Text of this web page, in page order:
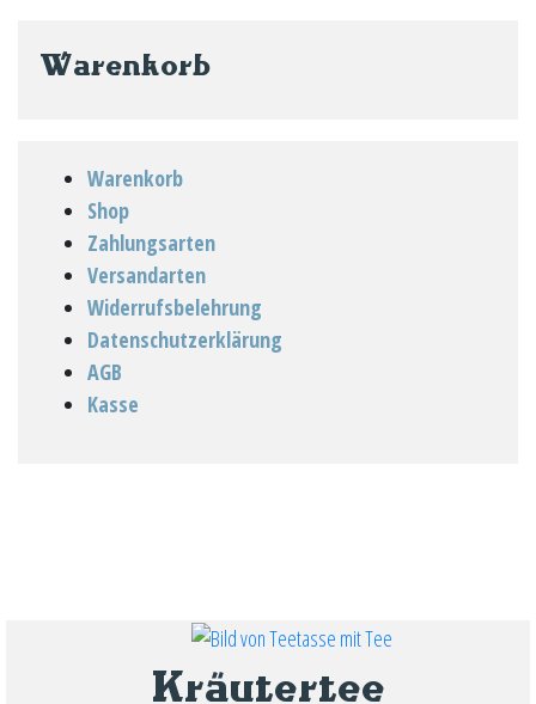
Warenkorb
Warenkorb
Shop
Zahlungsarten
Versandarten
Widerrufsbelehrung
Datenschutzerklärung
AGB
Kasse
Kräutertee